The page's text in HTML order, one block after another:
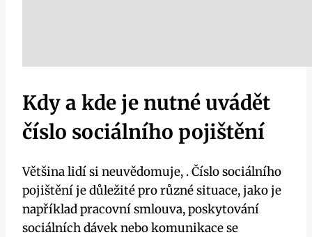
Kdy a kde je nutné uvádět
číslo sociálního pojištění
Většina lidí si neuvědomuje, . Číslo sociálního
pojištění je důležité pro různé situace, jako je
například pracovní smlouva, poskytování
sociálních dávek nebo komunikace se